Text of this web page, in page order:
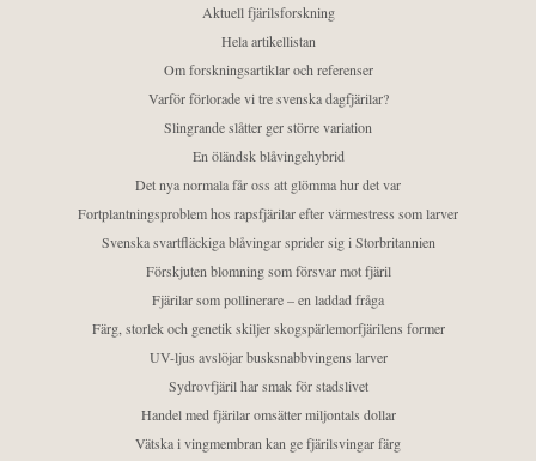
Aktuell fjärilsforskning
Hela artikellistan
Om forskningsartiklar och referenser
Varför förlorade vi tre svenska dagfjärilar?
Slingrande slåtter ger större variation
En öländsk blåvingehybrid
Det nya normala får oss att glömma hur det var
Fortplantningsproblem hos rapsfjärilar efter värmestress som larver
Svenska svartfläckiga blåvingar sprider sig i Storbritannien
Förskjuten blomning som försvar mot fjäril
Fjärilar som pollinerare – en laddad fråga
Färg, storlek och genetik skiljer skogspärlemorfjärilens former
UV-ljus avslöjar busksnabbvingens larver
Sydrovfjäril har smak för stadslivet
Handel med fjärilar omsätter miljontals dollar
Vätska i vingmembran kan ge fjärilsvingar färg